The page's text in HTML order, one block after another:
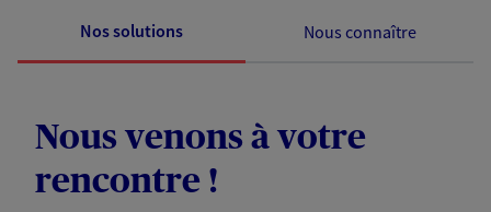
Nos solutions Nous connaître
Nous venons à votre
rencontre !